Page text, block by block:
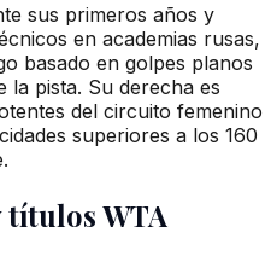
sus primeros años y
en academias rusas,
basado en golpes planos
la pista. Su derecha es
del circuito femenino
superiores a los 160
títulos WTA